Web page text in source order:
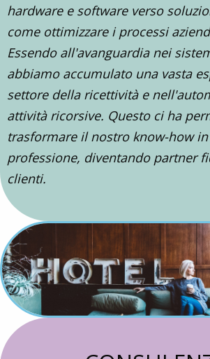
hardware e software verso
come ottimizzare i processi
Essendo all'avanguardia nei
abbiamo accumulato una vasta
settore della ricettività e
attività ricorsive. Questo ci ha
trasformare il nostro know-how
professione, diventando partner
clienti.